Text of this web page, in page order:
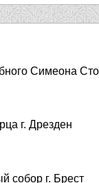
Симеона
г. Дрезден
собор г. Брест